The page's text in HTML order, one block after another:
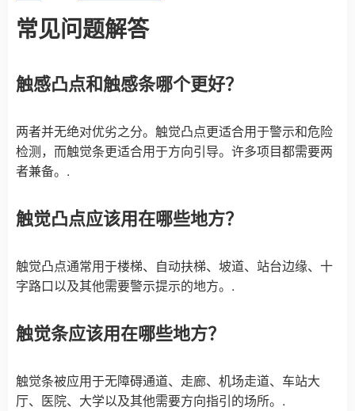
常见问题解答
触感凸点和触感条哪个更好？
两者并无绝对优劣之分。触觉凸点更适合用于警示和危险
检测，而触觉条更适合用于方向引导。许多项目都需要两
者兼备。.
触觉凸点应该用在哪些地方？
触觉凸点通常用于楼梯、自动扶梯、坡道、站台边缘、十
字路口以及其他需要警示提示的地方。.
触觉条应该用在哪些地方？
触觉条被应用于无障碍通道、走廊、机场走道、车站大
厅、医院、大学以及其他需要方向指引的场所。.